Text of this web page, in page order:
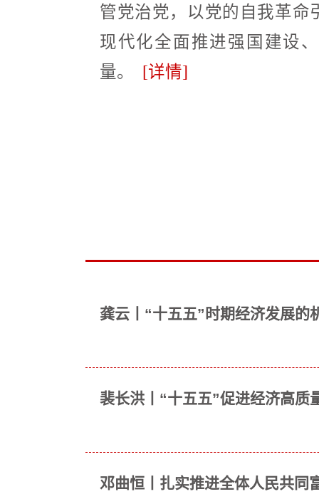
管党治党，以党的自我革命
现代化全面推进强国建设
量。
[详情]
龚云丨“十五五”时期经济发展的
裴长洪丨“十五五”促进经济高质
邓曲恒丨扎实推进全体人民共同